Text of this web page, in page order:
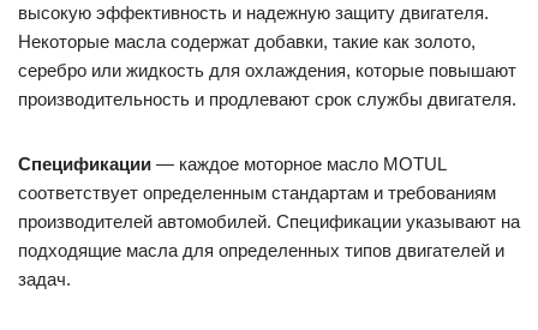
высокую эффективность и надежную защиту двигателя.
Некоторые масла содержат добавки, такие как золото,
серебро или жидкость для охлаждения, которые повышают
производительность и продлевают срок службы двигателя.
Спецификации — каждое моторное масло MOTUL
соответствует определенным стандартам и требованиям
производителей автомобилей. Спецификации указывают на
подходящие масла для определенных типов двигателей и
задач.